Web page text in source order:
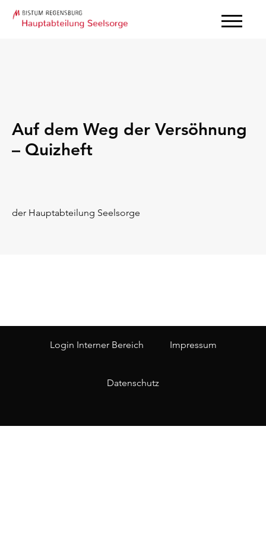
Auf dem Weg der Versöhnung
– Quizheft
der Hauptabteilung Seelsorge
Login Interner Bereich Impressum
Datenschutz